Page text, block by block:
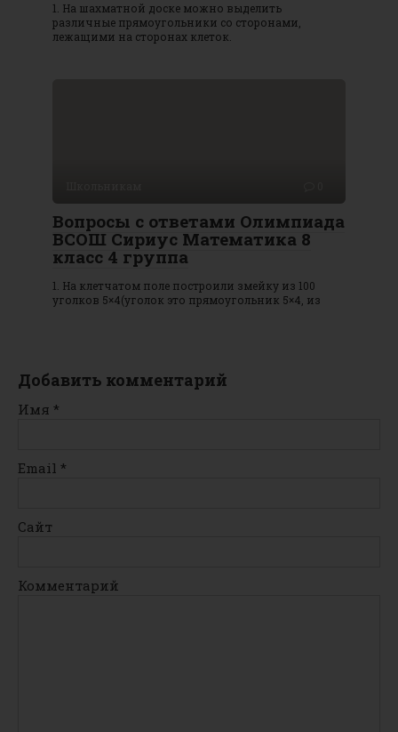
1. На шахматной доске можно выделить
различные прямоугольники со сторонами,
лежащими на сторонах клеток.
Вопросы с ответами Олимпиада
ВСОШ Сириус Математика 8
класс 4 группа
1. На клетчатом поле построили змейку из 100
уголков 5×4(уголок это прямоугольник 5×4, из
Добавить комментарий
Имя *
Email *
Сайт
Комментарий